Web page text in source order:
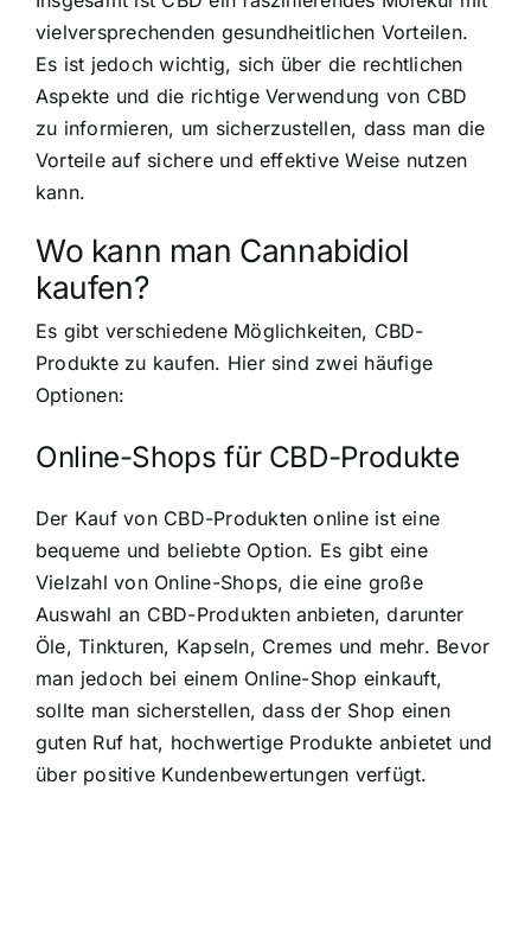
vielversprechenden gesundheitlichen Vorteilen.
Es ist jedoch wichtig, sich über die rechtlichen
Aspekte und die richtige Verwendung von CBD
zu informieren, um sicherzustellen, dass man die
Vorteile auf sichere und effektive Weise nutzen
kann.
Wo kann man Cannabidiol
kaufen?
Es gibt verschiedene Möglichkeiten, CBD-
Produkte zu kaufen. Hier sind zwei häufige
Optionen:
Online-Shops für CBD-Produkte
Der Kauf von CBD-Produkten online ist eine
bequeme und beliebte Option. Es gibt eine
Vielzahl von Online-Shops, die eine große
Auswahl an CBD-Produkten anbieten, darunter
Öle, Tinkturen, Kapseln, Cremes und mehr. Bevor
man jedoch bei einem Online-Shop einkauft,
sollte man sicherstellen, dass der Shop einen
guten Ruf hat, hochwertige Produkte anbietet und
über positive Kundenbewertungen verfügt.